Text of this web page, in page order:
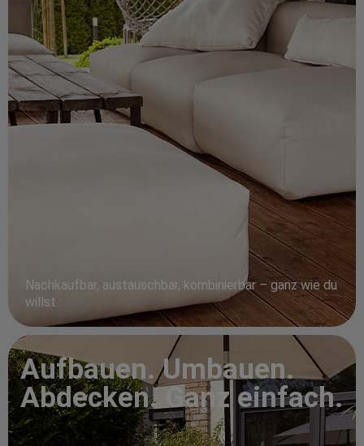
Nachkaufbar, austauschbar, kombinierbar – ganz wie du
willst.
Aufbauen. Umbauen.
Abdecken. Ganz einfach.